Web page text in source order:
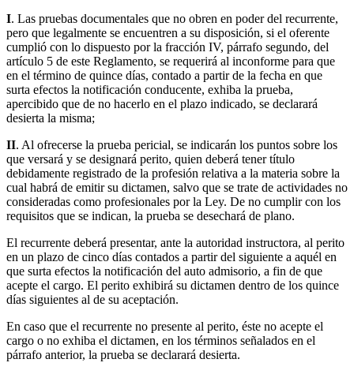
I. Las pruebas documentales que no obren en poder del recurrente,
pero que legalmente se encuentren a su disposición, si el oferente
cumplió con lo dispuesto por la fracción IV, párrafo segundo, del
artículo 5 de este Reglamento, se requerirá al inconforme para que
en el término de quince días, contado a partir de la fecha en que
surta efectos la notificación conducente, exhiba la prueba,
apercibido que de no hacerlo en el plazo indicado, se declarará
desierta la misma;
II. Al ofrecerse la prueba pericial, se indicarán los puntos sobre los
que versará y se designará perito, quien deberá tener título
debidamente registrado de la profesión relativa a la materia sobre la
cual habrá de emitir su dictamen, salvo que se trate de actividades no
consideradas como profesionales por la Ley. De no cumplir con los
requisitos que se indican, la prueba se desechará de plano.
El recurrente deberá presentar, ante la autoridad instructora, al perito
en un plazo de cinco días contados a partir del siguiente a aquél en
que surta efectos la notificación del auto admisorio, a fin de que
acepte el cargo. El perito exhibirá su dictamen dentro de los quince
días siguientes al de su aceptación.
En caso que el recurrente no presente al perito, éste no acepte el
cargo o no exhiba el dictamen, en los términos señalados en el
párrafo anterior, la prueba se declarará desierta.